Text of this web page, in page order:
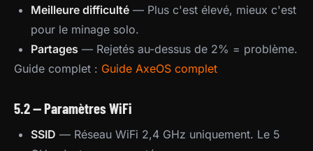
Meilleure difficulté — Plus c'est élevé, mieux c'est
pour le minage solo.
Partages — Rejetés au-dessus de 2% = problème.
Guide complet : Guide AxeOS complet
5.2 — Paramètres WiFi
SSID — Réseau WiFi 2,4 GHz uniquement. Le 5